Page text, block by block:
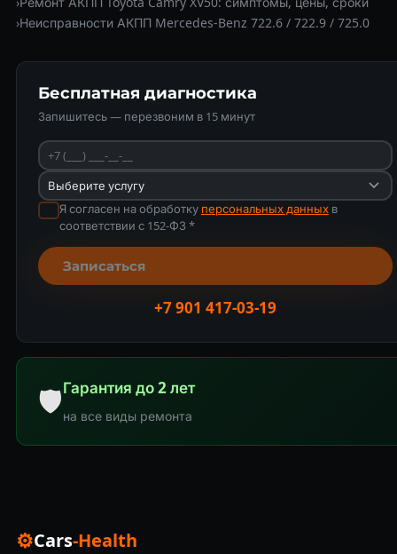
›Неисправности АКПП Mercedes-Benz 722.6 / 722.9 / 725.0
Бесплатная диагностика
Запишитесь — перезвоним в 15 минут
Я согласен на обработку персональных данныхв
соответствии с 152-ФЗ *
Записаться
+7 901 417-03-19
🛡Гарантия до 2 лет
на все виды ремонта
⚙Cars-Health